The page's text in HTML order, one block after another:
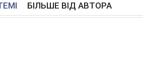
БІЛЬШЕ ВІД АВТОРА